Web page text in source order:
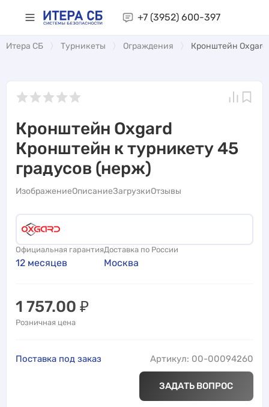
+7 (3952) 600-397
Итера СБ Турникеты Ограждения Кронштейн
Кронштейн Oxgard
Кронштейн к турникету 45
градусов (нерж)
ИзображениеОписаниеЗагрузкиОтзывы
Официальная гарантия
12 месяцев
Доставка по России
Москва
1 757.00 ₽
Розничная цена
Поставка под заказ Артикул: 00-00094260
ЗАДАТЬ ВОПРОС